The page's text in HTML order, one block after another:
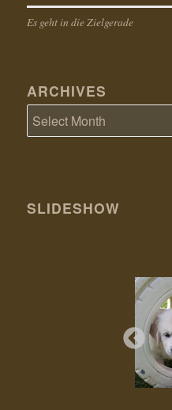
Es geht in die Zielgerade
ARCHIVES
SLIDESHOW